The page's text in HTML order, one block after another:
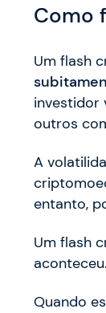
Como
Um flash
investidor
outros
A
entanto,
Um flash
Quando